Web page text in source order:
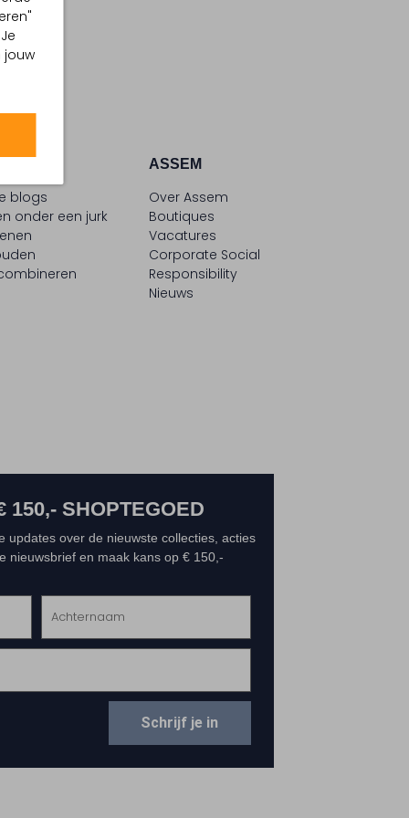
jouw
blogs
onder een jurk
ASSEM
Over Assem
Boutiques
Vacatures
Corporate Social
Responsibility
Nieuws
150,- SHOPTEGOED
updates over de nieuwste collecties, acties
nieuwsbrief en maak kans op € 150,-
Schrijf je in